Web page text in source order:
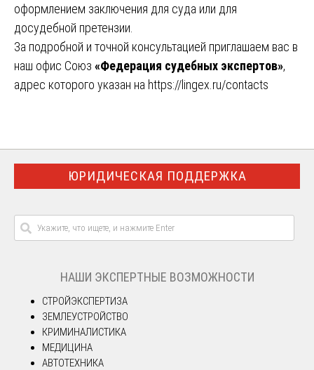
оформлением заключения для суда или для
досудебной претензии.
За подробной и точной консультацией приглашаем вас в
наш офис Союз «Федерация судебных экспертов»,
адрес которого указан на https://lingex.ru/contacts
ЮРИДИЧЕСКАЯ ПОДДЕРЖКА
НАШИ ЭКСПЕРТНЫЕ ВОЗМОЖНОСТИ
СТРОЙЭКСПЕРТИЗА
ЗЕМЛЕУСТРОЙСТВО
КРИМИНАЛИСТИКА
МЕДИЦИНА
АВТОТЕХНИКА